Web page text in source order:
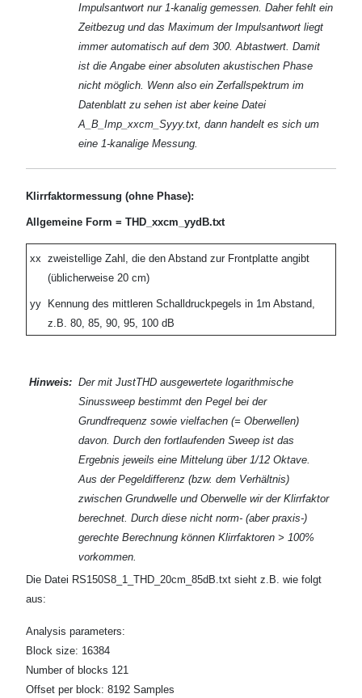
Impulsantwort nur 1-kanalig gemessen. Daher fehlt ein
Zeitbezug und das Maximum der Impulsantwort liegt
immer automatisch auf dem 300. Abtastwert. Damit
ist die Angabe einer absoluten akustischen Phase
nicht möglich. Wenn also ein Zerfallspektrum im
Datenblatt zu sehen ist aber keine Datei
A_B_Imp_xxcm_Syyy.txt, dann handelt es sich um
eine 1-kanalige Messung.
Klirrfaktormessung (ohne Phase):
Allgemeine Form = THD_xxcm_yydB.txt
xx zweistellige Zahl, die den Abstand zur Frontplatte angibt
(üblicherweise 20 cm)
yy
Kennung des mittleren Schalldruckpegels in 1m Abstand,
z.B. 80, 85, 90, 95, 100 dB
Hinweis: Der mit JustTHD ausgewertete logarithmische
Sinussweep bestimmt den Pegel bei der
Grundfrequenz sowie vielfachen (= Oberwellen)
davon. Durch den fortlaufenden Sweep ist das
Ergebnis jeweils eine Mittelung über 1/12 Oktave.
Aus der Pegeldifferenz (bzw. dem Verhältnis)
zwischen Grundwelle und Oberwelle wir der Klirrfaktor
berechnet. Durch diese nicht norm- (aber praxis-)
gerechte Berechnung können Klirrfaktoren > 100%
vorkommen.
Die Datei RS150S8_1_THD_20cm_85dB.txt sieht z.B. wie folgt
aus:
Analysis parameters:
Block size: 16384
Number of blocks 121
Offset per block: 8192 Samples